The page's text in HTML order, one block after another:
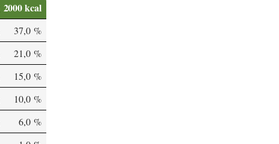
2000 kcal
37,0 %
21,0 %
15,0 %
10,0 %
6,0 %